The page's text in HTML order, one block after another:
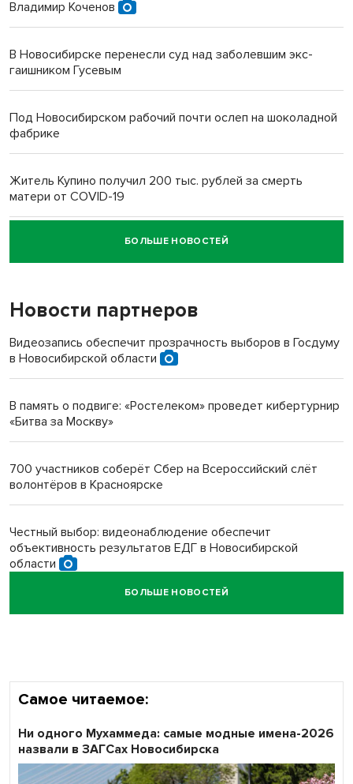
Владимир Коченов
В Новосибирске перенесли суд над заболевшим экс-
гаишником Гусевым
Под Новосибирском рабочий почти ослеп на шоколадной
фабрике
Житель Купино получил 200 тыс. рублей за смерть
матери от COVID-19
Новосибирский суд наказал водителя за смерть
пенсионерки на вокзале
«Мы живём на пастбище!»: в новосибирском селе лошади
терроризируют жителей
Инвалид получил условный срок за избиение врачей
Новосибирский преподаватель с женой вошли в топ-16
Обновлённое отделение ВТБ открылось в Искитиме
БОЛЬШЕ НОВОСТЕЙ
Новости партнеров
Видеозапись обеспечит прозрачность выборов в Госдуму
в Новосибирской области
В память о подвиге: «Ростелеком» проведет кибертурнир
«Битва за Москву»
700 участников соберёт Сбер на Всероссийский слёт
волонтёров в Красноярске
Честный выбор: видеонаблюдение обеспечит
объективность результатов ЕДГ в Новосибирской
области
Кибертанки пошли в бой: «Ростелеком» объявляет
БОЛЬШЕ НОВОСТЕЙ
Самое читаемое:
Ни одного Мухаммеда: самые модные имена-2026
назвали в ЗАГСах Новосибирска